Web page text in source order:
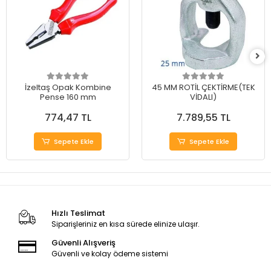
İzeltaş Opak Kombine
Pense 160 mm
774,47 TL
Sepete Ekle
45 MM ROTİL ÇEKTİRME(TEK
VİDALI)
7.789,55 TL
Sepete Ekle
Hızlı Teslimat
Siparişleriniz en kısa sürede elinize ulaşır.
Güvenli Alışveriş
Güvenli ve kolay ödeme sistemi